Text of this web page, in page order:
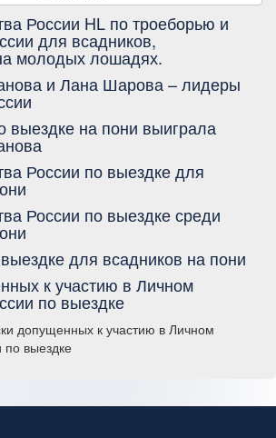
России HL по троеборью и
для всадников,
молодых лошадях.
и Лана Шарова – лидеры
выездке на пони выиграла
России по выездке для
России по выездке среди
для всадников на пони
к участию в Личном
по выездке
допущенных к участию в Личном
выездке